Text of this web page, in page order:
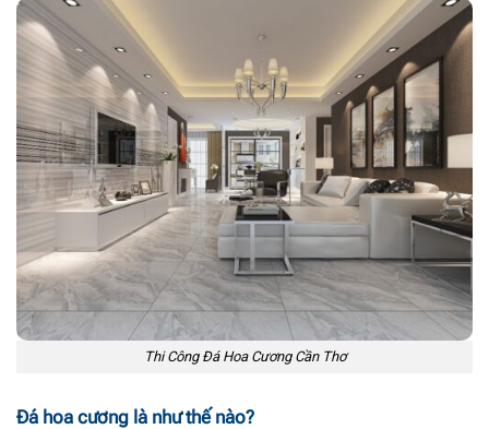
Thi Công Đá Hoa Cương Cần Thơ
Đá hoa cương là như thế nào?